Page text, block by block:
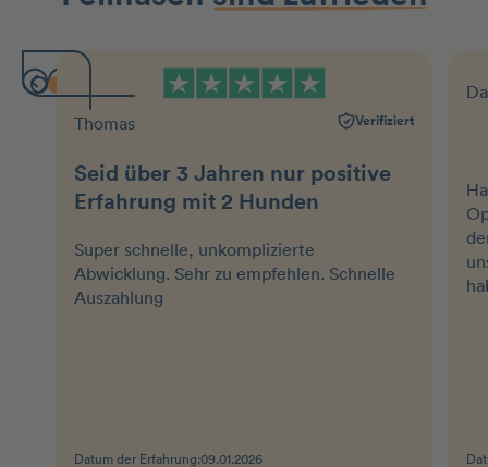
Thomas Verifiziert
Seid über 3 Jahren nur positive
Erfahrung mit 2 Hunden
Super schnelle, unkomplizierte
Abwicklung. Sehr zu empfehlen. Schnelle
Auszahlung
Datum der Erfahrung:09.01.2026